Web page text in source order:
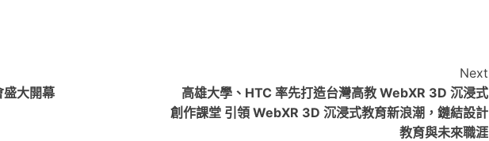
盛大開幕
Next
高雄大學、HTC 率先打造台灣高教 WebXR 3D 沉浸式
創作課堂 引領 WebXR 3D 沉浸式教育新浪潮，鏈結設計
教育與未來職涯